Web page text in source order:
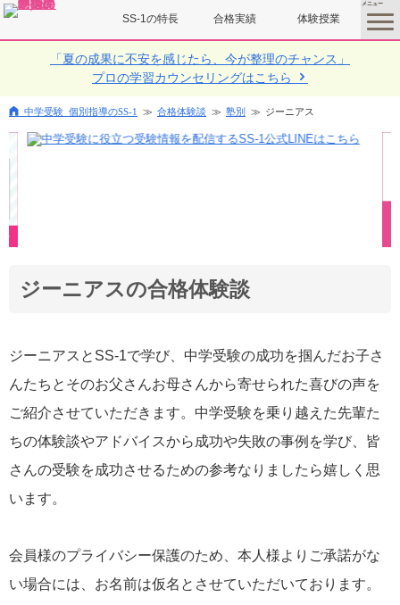
体験授業
合格実績
SS-1の特長
toggle
menu
「夏の成果に不安を感じたら、今が整理のチャンス」
プロの学習カウンセリングはこちら
中学受験 個別指導のSS-1 合格体験談 塾別 ジーニアス
ジーニアスの合格体験談
ジーニアスとSS-1で学び、中学受験の成功を掴んだお子さ
んたちとそのお父さんお母さんから寄せられた喜びの声を
ご紹介させていただきます。中学受験を乗り越えた先輩た
ちの体験談やアドバイスから成功や失敗の事例を学び、皆
さんの受験を成功させるための参考なりましたら嬉しく思
います。
会員様のプライバシー保護のため、本人様よりご承諾がな
い場合には、お名前は仮名とさせていただいております。